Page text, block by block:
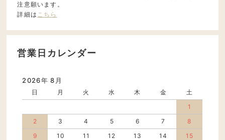
注意願います。
詳細は こちら
営業日カレンダー
2026年 8月
日 月 火 水 木 金
土
1
2
3 4 5 6 7
8
9
10 11 12 13 14
15